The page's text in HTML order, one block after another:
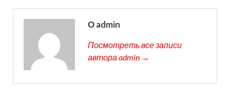
О admin
Посмотреть все записи
автора admin →